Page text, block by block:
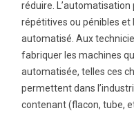
réduire. L’automatisation
répétitives ou pénibles et
automatisé. Aux
fabriquer les machines
automatisée, telles ces
permettent dans
contenant (flacon, tube,